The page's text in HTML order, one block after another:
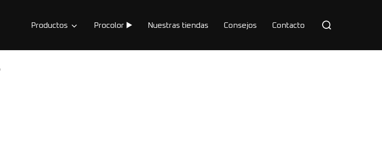
Productos Procolor ▶️ Nuestras tiendas Consejos Contacto